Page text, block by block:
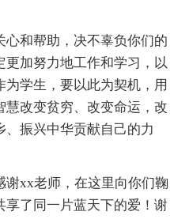
心和帮助，决不辜负你们的
加努力地工作和学习，以
学生，要以此为契机，用
改变贫穷、改变命运，改
振兴中华贡献自己的力
谢xx老师，在这里向你们鞠
享了同一片蓝天下的爱！谢